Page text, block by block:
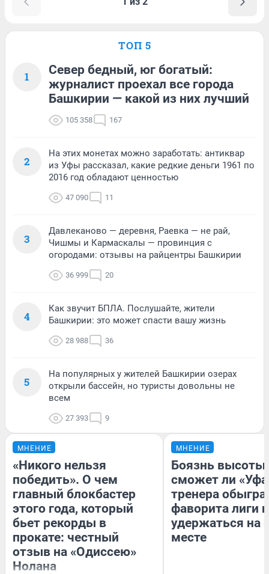
ТОП 5
1
Север бедный, юг богатый:
журналист проехал все города
Башкирии — какой из них лучший
105 358 167
2
На этих монетах можно заработать: антиквар
из Уфы рассказал, какие редкие деньги 1961 по
2016 год обладают ценностью
47 090 11
3
Давлеканово — деревня, Раевка — не рай,
Чишмы и Кармаскалы — провинция с
огородами: отзывы на райцентры Башкирии
36 999 20
4
Как звучит БПЛА. Послушайте, жители
Башкирии: это может спасти вашу жизнь
28 988 36
5
На популярных у жителей Башкирии озерах
открыли бассейн, но туристы довольны не
всем
27 393 9
МНЕНИЕ
«Никого нельзя
победить». О чем
главный блокбастер
этого года, который
бьет рекорды в
прокате: честный
отзыв на «Одиссею»
Нолана
МНЕНИЕ
Боязнь высоты:
сможет ли
тренера
фаворита лиги и
удержаться на
месте